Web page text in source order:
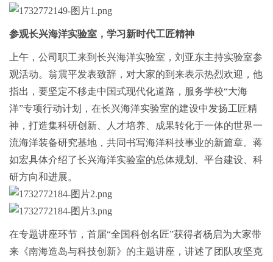
参观长兴海洋实验室，学习新时代工匠精神
上午，公司职工来到长兴海洋实验室，刘亚东主持实验室参
观活动。翁震平发表致辞，对大家的到来表示热烈欢迎，他
指出，要坚定不移走中国式现代化道路，服务学校“大海
洋”专项行动计划，在长兴海洋实验室的建设中发扬工匠精
神，打造集科研创新、人才培养、成果转化于一体的世界一
流海洋装备研究基地，共同书写海洋科技事业的新篇章。蒋
如宏具体介绍了长兴海洋实验室的总体规划、平台建设、科
研方向和进展。
在专题讲座环节，首届“全国科创名匠”获得者杨启为大家带
来《南海造岛与科技创新》的主题讲座， 讲述了团队攻坚克